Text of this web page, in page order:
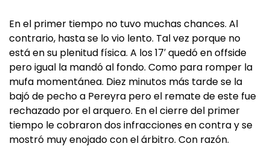
En el primer tiempo no tuvo muchas chances. Al
contrario, hasta se lo vio lento. Tal vez porque no
está en su plenitud física. A los 17′ quedó en offside
pero igual la mandó al fondo. Como para romper la
mufa momentánea. Diez minutos más tarde se la
bajó de pecho a Pereyra pero el remate de este fue
rechazado por el arquero. En el cierre del primer
tiempo le cobraron dos infracciones en contra y se
mostró muy enojado con el árbitro. Con razón.